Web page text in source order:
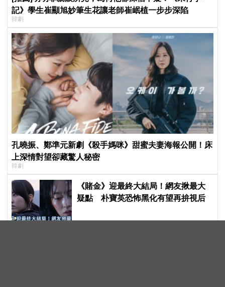
記》學生崔顯旭妙筆生花讓老師崔岷植一步步深陷
韓劇
孔曉振、鄭準元新劇《殺手媽咪》甜蜜夫妻海報公開！床
上深情對望卻藏驚人秘密
韓劇
《賭金》迎最終大結局！網友揪最大
疑點 朴寶英恐怖黑化有望再拚視后